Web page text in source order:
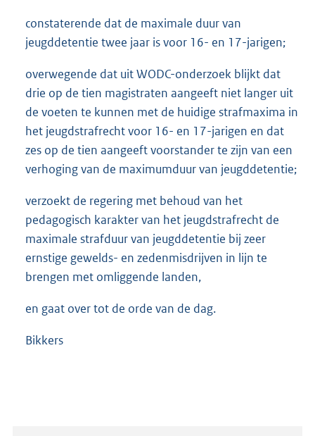
constaterende dat de maximale duur van
jeugddetentie twee jaar is voor 16- en 17-jarigen;
overwegende dat uit WODC-onderzoek blijkt dat
drie op de tien magistraten aangeeft niet langer uit
de voeten te kunnen met de huidige strafmaxima in
het jeugdstrafrecht voor 16- en 17-jarigen en dat
zes op de tien aangeeft voorstander te zijn van een
verhoging van de maximumduur van jeugddetentie;
verzoekt de regering met behoud van het
pedagogisch karakter van het jeugdstrafrecht de
maximale strafduur van jeugddetentie bij zeer
ernstige gewelds- en zedenmisdrijven in lijn te
brengen met omliggende landen,
en gaat over tot de orde van de dag.
Bikkers